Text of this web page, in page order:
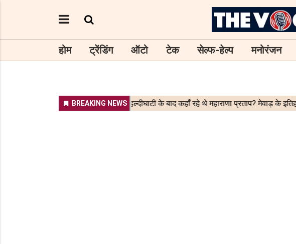
होम ट्रेंडिंग ऑटो टेक सेल्फ-हेल्प मनोरंजन